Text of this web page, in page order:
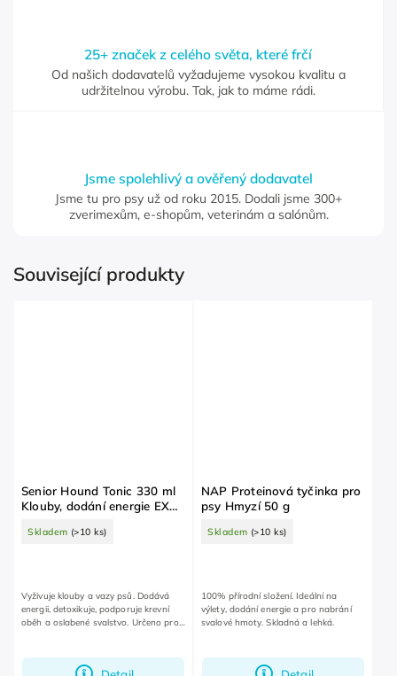
25+ značek z celého světa, které frčí
Od našich dodavatelů vyžadujeme vysokou kvalitu a
udržitelnou výrobu. Tak, jak to máme rádi.
Jsme spolehlivý a ověřený dodavatel
Jsme tu pro psy už od roku 2015. Dodali jsme 300+
zverimexům, e-shopům, veterinám a salónům.
Související produkty
Senior Hound Tonic 330 ml
Klouby, dodání energie EXP
Skladem (>10 ks)
Vyživuje klouby a vazy psů. Dodává
energii, detoxikuje, podporuje krevní
oběh a oslabené svalstvo. Určeno pro
NAP Proteinová tyčinka pro
psy Hmyzí 50 g
Skladem (>10 ks)
100% přírodní složení. Ideální na
výlety, dodání energie a pro nabrání
svalové hmoty. Skladná a lehká.